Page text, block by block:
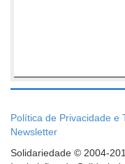
Política de Privacidade e
Newsletter
Solidariedade © 2004-